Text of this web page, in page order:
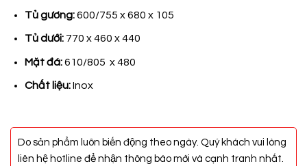
là:
5.198.000₫.
tại
Tủ gương:600/755 x 680 x 105
Tủ dưới:770 x 460 x 440
Mặt đá:610/805 x 480
Chất liệu:Inox
Do sản phẩm luôn biến động theo ngày. Quý khách vui lòng
liên hệ hotline để nhận thông báo mới và cạnh tranh nhất.